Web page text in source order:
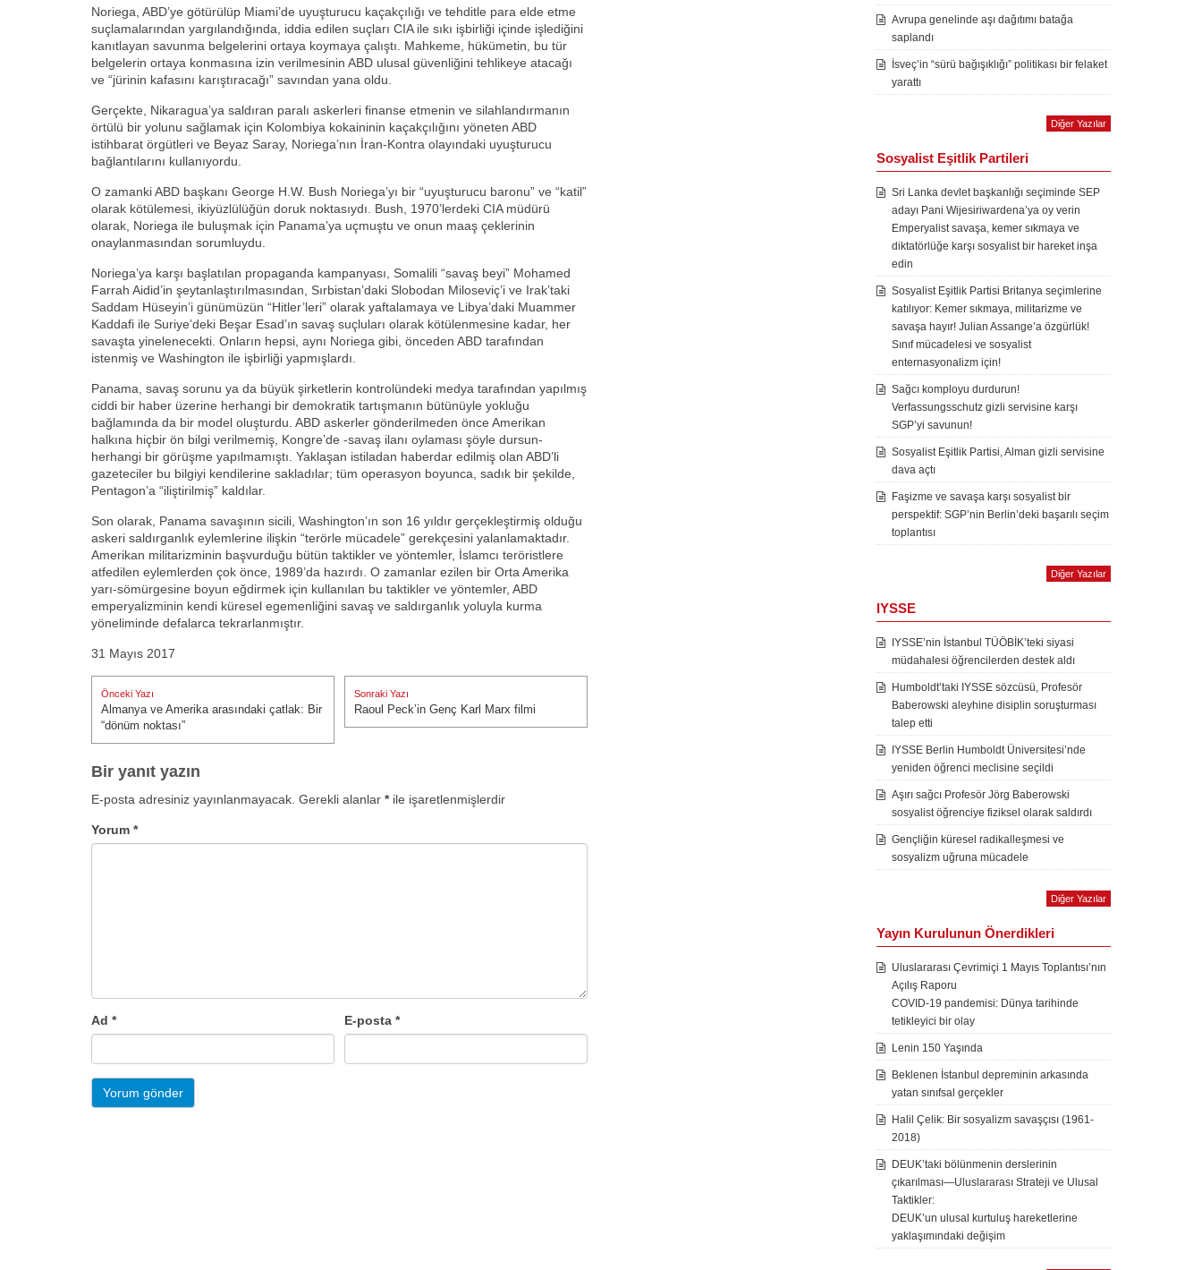
Noriega, ABD’ye götürülüp Miami’de uyuşturucu kaçakçılığı ve tehditle para elde etme
suçlamalarından yargılandığında, iddia edilen suçları CIA ile sıkı işbirliği içinde işlediğini
kanıtlayan savunma belgelerini ortaya koymaya çalıştı. Mahkeme, hükümetin, bu tür
belgelerin ortaya konmasına izin verilmesinin ABD ulusal güvenliğini tehlikeye atacağı
ve “jürinin kafasını karıştıracağı” savından yana oldu.
Gerçekte, Nikaragua’ya saldıran paralı askerleri finanse etmenin ve silahlandırmanın
örtülü bir yolunu sağlamak için Kolombiya kokaininin kaçakçılığını yöneten ABD
istihbarat örgütleri ve Beyaz Saray, Noriega’nın İran-Kontra olayındaki uyuşturucu
bağlantılarını kullanıyordu.
O zamanki ABD başkanı George H.W. Bush Noriega’yı bir “uyuşturucu baronu” ve “katil”
olarak kötülemesi, ikiyüzlülüğün doruk noktasıydı. Bush, 1970’lerdeki CIA müdürü
olarak, Noriega ile buluşmak için Panama’ya uçmuştu ve onun maaş çeklerinin
onaylanmasından sorumluydu.
Noriega’ya karşı başlatılan propaganda kampanyası, Somalili “savaş beyi” Mohamed
Farrah Aidid’in şeytanlaştırılmasından, Sırbistan’daki Slobodan Miloseviç’i ve Irak’taki
Saddam Hüseyin’i günümüzün “Hitler’leri” olarak yaftalamaya ve Libya’daki Muammer
Kaddafi ile Suriye’deki Beşar Esad’ın savaş suçluları olarak kötülenmesine kadar, her
savaşta yinelenecekti. Onların hepsi, aynı Noriega gibi, önceden ABD tarafından
istenmiş ve Washington ile işbirliği yapmışlardı.
Panama, savaş sorunu ya da büyük şirketlerin kontrolündeki medya tarafından yapılmış
ciddi bir haber üzerine herhangi bir demokratik tartışmanın bütünüyle yokluğu
bağlamında da bir model oluşturdu. ABD askerler gönderilmeden önce Amerikan
halkına hiçbir ön bilgi verilmemiş, Kongre’de -savaş ilanı oylaması şöyle dursun-
herhangi bir görüşme yapılmamıştı. Yaklaşan istiladan haberdar edilmiş olan ABD’li
gazeteciler bu bilgiyi kendilerine sakladılar; tüm operasyon boyunca, sadık bir şekilde,
Pentagon’a “iliştirilmiş” kaldılar.
Son olarak, Panama savaşının sicili, Washington’ın son 16 yıldır gerçekleştirmiş olduğu
askeri saldırganlık eylemlerine ilişkin “terörle mücadele” gerekçesini yalanlamaktadır.
Amerikan militarizminin başvurduğu bütün taktikler ve yöntemler, İslamcı teröristlere
atfedilen eylemlerden çok önce, 1989’da hazırdı. O zamanlar ezilen bir Orta Amerika
yarı-sömürgesine boyun eğdirmek için kullanılan bu taktikler ve yöntemler, ABD
emperyalizminin kendi küresel egemenliğini savaş ve saldırganlık yoluyla kurma
yöneliminde defalarca tekrarlanmıştır.
31 Mayıs 2017
Yazı
gezinmesi
Önceki Yazı
Önceki Yazı:
Almanya ve Amerika arasındaki çatlak: Bir
“dönüm noktası”
Sonraki Yazı
Sonraki Yazı:
Raoul Peck’in Genç Karl Marx filmi
Bir yanıt yazın
E-posta adresiniz yayınlanmayacak. Gerekli alanlar *ile işaretlenmişlerdir
Yorum *
Ad * E-posta*
Avrupa genelinde aşı dağıtımı batağa
saplandı
İsveç’in “sürü bağışıklığı” politikası bir felaket
yarattı
Diğer Yazılar
Sosyalist Eşitlik Partileri
Sri Lanka devlet başkanlığı seçiminde SEP
adayı Pani Wijesiriwardena’ya oy verin
Emperyalist savaşa, kemer sıkmaya ve
diktatörlüğe karşı sosyalist bir hareket inşa
edin
Sosyalist Eşitlik Partisi Britanya seçimlerine
katılıyor: Kemer sıkmaya, militarizme ve
savaşa hayır! Julian Assange’a özgürlük!
Sınıf mücadelesi ve sosyalist
enternasyonalizm için!
Sağcı komployu durdurun!
Verfassungsschutz gizli servisine karşı
SGP’yi savunun!
Sosyalist Eşitlik Partisi, Alman gizli servisine
dava açtı
Faşizme ve savaşa karşı sosyalist bir
perspektif: SGP’nin Berlin’deki başarılı seçim
toplantısı
Diğer Yazılar
IYSSE
IYSSE’nin İstanbul TÜÖBİK’teki siyasi
müdahalesi öğrencilerden destek aldı
Humboldt’taki IYSSE sözcüsü, Profesör
Baberowski aleyhine disiplin soruşturması
talep etti
IYSSE Berlin Humboldt Üniversitesi’nde
yeniden öğrenci meclisine seçildi
Aşırı sağcı Profesör Jörg Baberowski
sosyalist öğrenciye fiziksel olarak saldırdı
Gençliğin küresel radikalleşmesi ve
sosyalizm uğruna mücadele
Diğer Yazılar
Yayın Kurulunun Önerdikleri
Uluslararası Çevrimiçi 1 Mayıs Toplantısı’nın
Açılış Raporu
COVID-19 pandemisi: Dünya tarihinde
tetikleyici bir olay
Lenin 150 Yaşında
Beklenen İstanbul depreminin arkasında
yatan sınıfsal gerçekler
Halil Çelik: Bir sosyalizm savaşçısı (1961-
2018)
DEUK’taki bölünmenin derslerinin
çıkarılması—Uluslararası Strateji ve Ulusal
Taktikler:
DEUK’un ulusal kurtuluş hareketlerine
yaklaşımındaki değişim